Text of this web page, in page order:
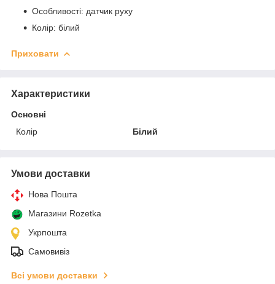
Особливості: датчик руху
Колір: білий
Приховати
Характеристики
Основні
Колір
Білий
Умови доставки
Нова Пошта
Магазини Rozetka
Укрпошта
Самовивіз
Всі умови доставки